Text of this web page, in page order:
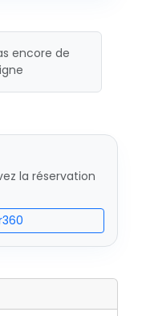
encore de
la réservation